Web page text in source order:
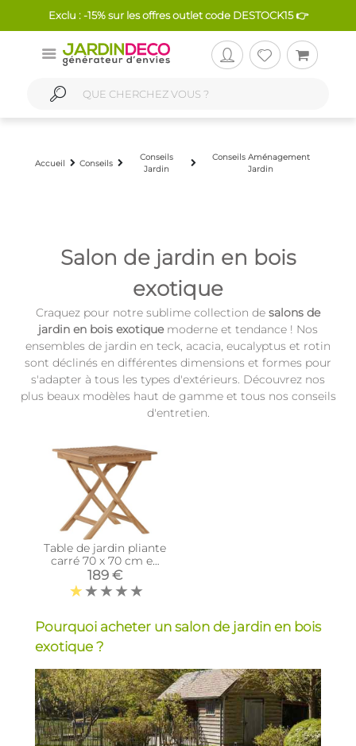
Exclu : -15% sur les offres outlet code DESTOCK15 👉
Accueil Conseils
Conseils
Jardin
Conseils Aménagement
Jardin
Salon de jardin en bois
exotique
Craquez pour notre sublime collection de salons de
jardin en bois exotiquemoderne et tendance ! Nos
ensembles de jardin en teck, acacia, eucalyptus et rotin
sont déclinés en différentes dimensions et formes pour
s'adapter à tous les types d'extérieurs. Découvrez nos
plus beaux modèles haut de gamme et tous nos conseils
d'entretien.
Table de jardin pliante
carré 70 x 70 cm en
teck Ghana
189 €
Pourquoi acheter un salon de jardin en bois
exotique ?